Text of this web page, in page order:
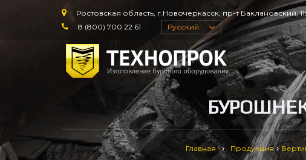
Ростовская область, г.Новочеркасск, пр-т Баклановский,
8 (800) 700 22 61
Русский
Главная Продукция